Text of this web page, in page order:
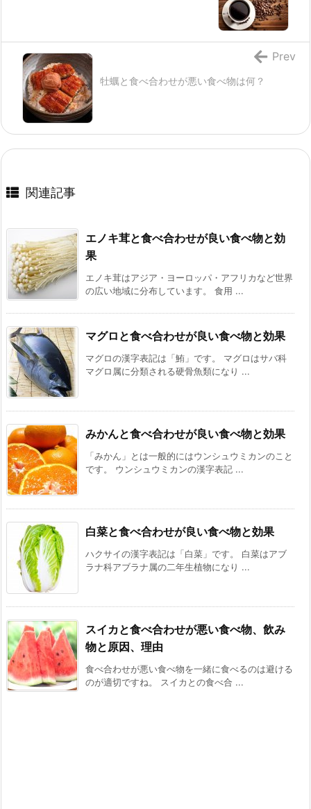
牡蠣と食べ合わせが悪い食べ物は何？
Prev
関連記事
エノキ茸と食べ合わせが良い食べ物と効
果
エノキ茸はアジア・ヨーロッパ・アフリカなど世界
の広い地域に分布しています。 食用 ...
マグロと食べ合わせが良い食べ物と効果
マグロの漢字表記は「鮪」です。 マグロはサバ科
マグロ属に分類される硬骨魚類になり ...
みかんと食べ合わせが良い食べ物と効果
「みかん」とは一般的にはウンシュウミカンのこと
です。 ウンシュウミカンの漢字表記 ...
白菜と食べ合わせが良い食べ物と効果
ハクサイの漢字表記は「白菜」です。 白菜はアブ
ラナ科アブラナ属の二年生植物になり ...
スイカと食べ合わせが悪い食べ物、飲み
物と原因、理由
食べ合わせが悪い食べ物を一緒に食べるのは避ける
のが適切ですね。 スイカとの食べ合 ...